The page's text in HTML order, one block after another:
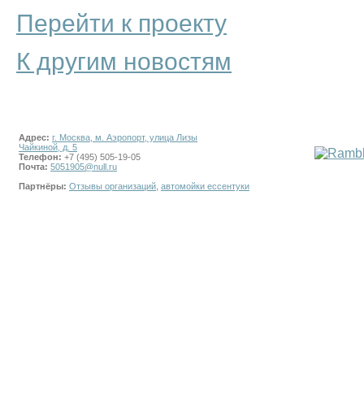
Перейти к проекту
К другим новостям
Адрес: г. Москва, м. Аэропорт, улица Лизы
Чайкиной, д. 5
Телефон: +7 (495) 505-19-05
Почта: 5051905@null.ru
Партнёры: Отзывы организаций автомойки ессентуки